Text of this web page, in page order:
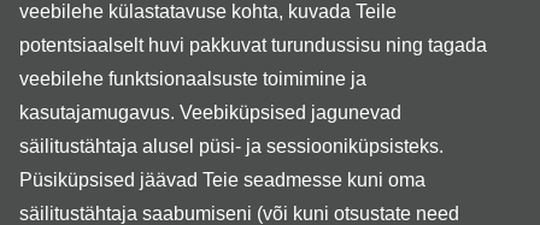
veebilehe külastatavuse kohta, kuvada Teile
potentsiaalselt huvi pakkuvat turundussisu ning tagada
veebilehe funktsionaalsuste toimimine ja
kasutajamugavus. Veebiküpsised jagunevad
säilitustähtaja alusel püsi- ja sessiooniküpsisteks.
Püsiküpsised jäävad Teie seadmesse kuni oma
säilitustähtaja saabumiseni (või kuni otsustate need
Sihtrühma kuuluvad naised võivad uuringule registreeruda
kohe, ootamata registri poolt saadetud kutset. Kutse on
leitav kawww.terviseportaal.ee(Terviseandmed
→Saatekirjad).